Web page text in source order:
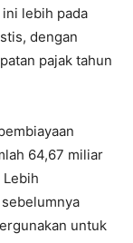
lebih pada
dengan
pajak tahun
64,67 miliar
untuk